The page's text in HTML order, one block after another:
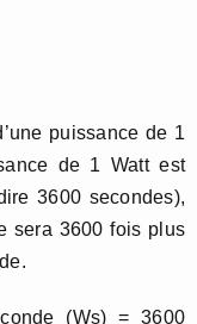
puissance de 1
de 1 Watt est
3600 secondes),
sera 3600 fois plus
(Ws) = 3600